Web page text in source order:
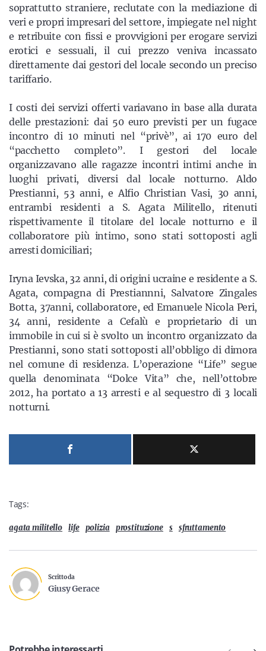
soprattutto straniere, reclutate con la mediazione di
veri e propri impresari del settore, impiegate nel night
e retribuite con fissi e provvigioni per erogare servizi
erotici e sessuali, il cui prezzo veniva incassato
direttamente dai gestori del locale secondo un preciso
tariffario.
I costi dei servizi offerti variavano in base alla durata
delle prestazioni: dai 50 euro previsti per un fugace
incontro di 10 minuti nel “privè”, ai 170 euro del
“pacchetto completo”. I gestori del locale
organizzavano alle ragazze incontri intimi anche in
luoghi privati, diversi dal locale notturno. Aldo
Prestianni, 53 anni, e Alfio Christian Vasi, 30 anni,
entrambi residenti a S. Agata Militello, ritenuti
rispettivamente il titolare del locale notturno e il
collaboratore più intimo, sono stati sottoposti agli
arresti domiciliari;
Iryna Ievska, 32 anni, di origini ucraine e residente a S.
Agata, compagna di Prestiannni, Salvatore Zingales
Botta, 37anni, collaboratore, ed Emanuele Nicola Peri,
34 anni, residente a Cefalù e proprietario di un
immobile in cui si è svolto un incontro organizzato da
Prestianni, sono stati sottoposti all’obbligo di dimora
nel comune di residenza. L’operazione “Life” segue
quella denominata “Dolce Vita” che, nell’ottobre
2012, ha portato a 13 arresti e al sequestro di 3 locali
notturni.
Tags:
agata militello life polizia prostituzione s sfruttamento
Scritto da
Giusy Gerace